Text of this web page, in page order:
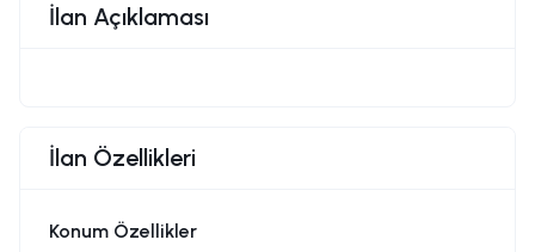
İlan Açıklaması
İlan Özellikleri
Konum Özellikler